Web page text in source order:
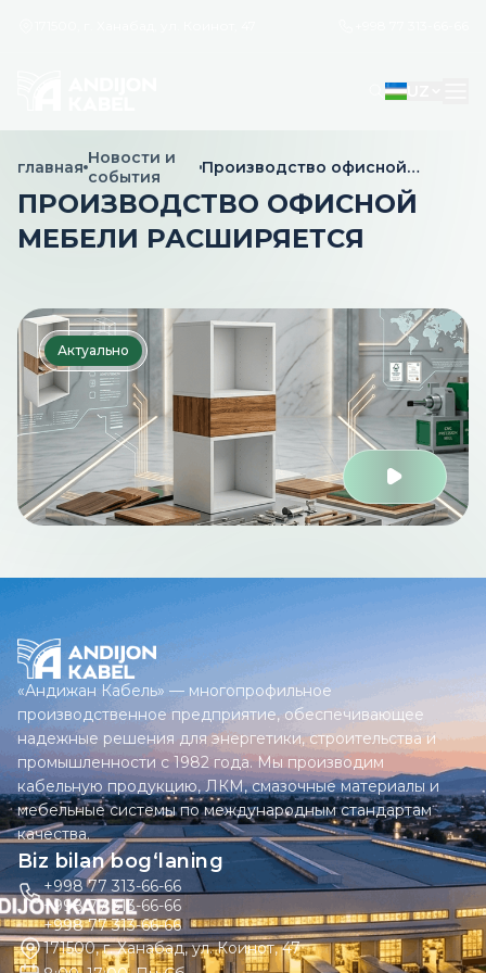
главная Новости и
события
Производство офисной
ПРОИЗВОДСТВО ОФИСНОЙ
МЕБЕЛИ РАСШИРЯЕТСЯ
Актуально
«Андижан Кабель» — многопрофильное
производственное предприятие, обеспечивающее
надежные решения для энергетики, строительства и
промышленности с 1982 года. Мы производим
кабельную продукцию, ЛКМ, смазочные материалы и
мебельные системы по международным стандартам
качества.
Biz bilan bog‘laning
+998 77 313-66-66
+998 77 313-66-66
+998 77 313-66-66
171500, г. Ханабад, ул. Коинот, 47